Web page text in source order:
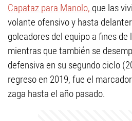
Capataz para Manolo, que las
volante ofensivo y hasta
goleadores del equipo a fines de
mientras que también se
defensiva en su segundo ciclo
regreso en 2019, fue el
zaga hasta el año pasado.